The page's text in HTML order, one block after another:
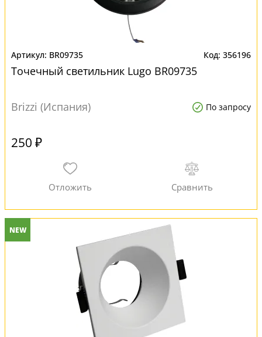
BR09735 356196
Точечный светильник Lugo BR09735
Brizzi (Испания) По запросу
250 ₽
NEW